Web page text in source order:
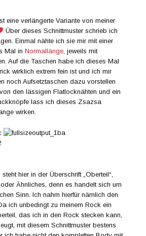
eine verlängerte Variante von meiner
Über dieses Schnittmuster schrieb ich
Einmal nähte ich sie mir mit einer
Mal inNormallänge , jeweils mit
Auf die Taschen habe ich dieses Mal
wirklich extrem fein ist und ich mir
noch Aufsetztaschen dazu vorstellen
den lässigen Flatlocknähten und ein
lass ich dieses Zsazsa
wirken.
hier in der Überschrift „Oberteil“,
Ähnliches, denn es handelt sich um
Sinn. Ich nahm hierfür nämlich den
ich unbedingt zu meinem Rock ein
das ich in den Rock stecken kann,
mit diesem Schnittmuster bestens